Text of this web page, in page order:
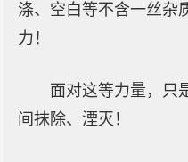
涤、空白等不含一丝杂
力！
面对这等力量，只
间抹除、湮灭！